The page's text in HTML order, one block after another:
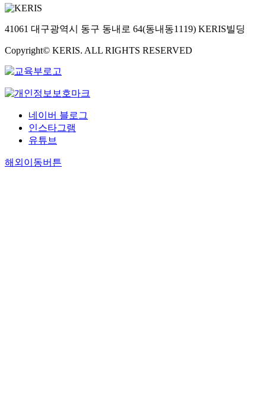
41061 대구광역시 동구 동내로 64(동내동1119) KERIS빌딩
Copyright© KERIS. ALL RIGHTS RESERVED
네이버 블로그
인스타그램
유튜브
해외이동버튼